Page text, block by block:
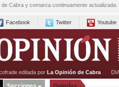
de Cabra y comarca continuamente
Facebook Twitter Youtube
editada por La Opinión de Cabra |